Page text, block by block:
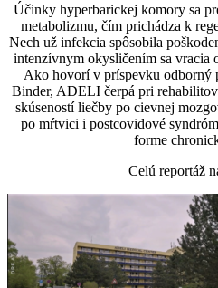
Účinky hyperbarickej komory sa
metabolizmu, čím prichádza k
Nech už infekcia spôsobila
intenzívnym okysličením sa vracia
Ako hovorí v príspevku
Binder, ADELI čerpá pri
skúseností liečby po cievnej
po mŕtvici i postcovidové
forme
Celú reportáž